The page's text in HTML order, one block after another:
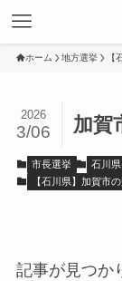
ホーム 地方選挙 【
加賀
2026
3/06
市長選挙 石川県
【石川県】加賀市
記事が見つか